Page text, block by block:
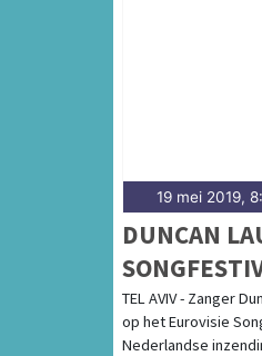
19 mei 2019,
DUNCAN
MUZIKALE
VEROVERD"
TEL AVIV - Zanger
op het Eurovisie
Nederlandse